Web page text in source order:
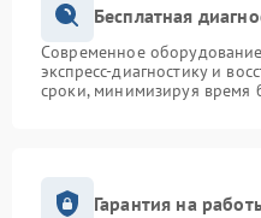
Бесплатная
Современное
экспресс-диагностику и
сроки, минимизируя время
Гарантия на